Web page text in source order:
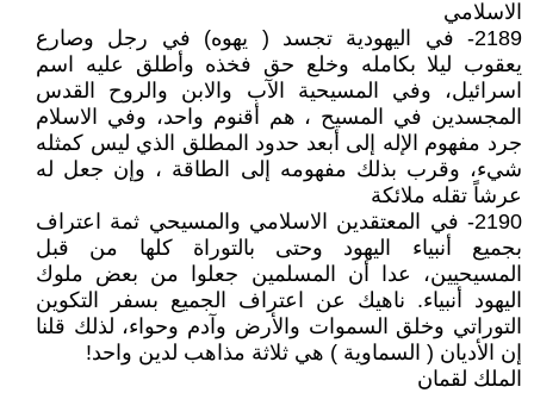
الاسلامي
2189- في اليهودية تجسد ( يهوه) في رجل وصارع
يعقوب ليلا بكامله وخلع حق فخذه وأطلق عليه اسم
اسرائيل، وفي المسيحية الآب والابن والروح القدس
المجسدين في المسيح ، هم أقنوم واحد، وفي الاسلام
جرد مفهوم الإله إلى أبعد حدود المطلق الذي ليس كمثله
شيء، وقرب بذلك مفهومه إلى الطاقة ، وإن جعل له
عرشاً تقله ملائكة
2190- في المعتقدين الاسلامي والمسيحي ثمة اعتراف
بجميع أنبياء اليهود وحتى بالتوراة كلها من قبل
المسيحيين، عدا أن المسلمين جعلوا من بعض ملوك
اليهود أنبياء. ناهيك عن اعتراف الجميع بسفر التكوين
التوراتي وخلق السموات والأرض وآدم وحواء، لذلك قلنا
إن الأديان ( السماوية ) هي ثلاثة مذاهب لدين واحد!
الملك لقمان